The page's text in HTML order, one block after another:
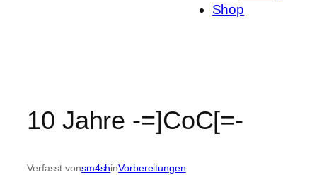
Shop
10 Jahre -=]CoC[=-
Verfasst vonsm4shinVorbereitungen